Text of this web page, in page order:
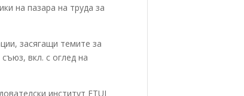
на пазара на труда за
засягащи темите за
вкл. с оглед на
институт ETUI